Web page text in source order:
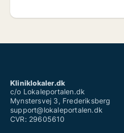
Kliniklokaler.dk
c/o Lokaleportalen.dk
Mynstersvej 3, Frederiksberg
support@lokaleportalen.dk
CVR: 29605610